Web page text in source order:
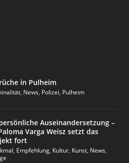
in Pulheim
, News, Polizei, Pulheim
Auseinandersetzung –
Varga Weisz setzt das
fort
, Empfehlung, Kultur, Kunst, News,